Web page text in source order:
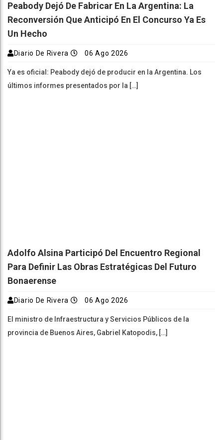
Peabody Dejó De Fabricar En La Argentina: La
Reconversión Que Anticipó En El Concurso Ya Es
Un Hecho
Diario De Rivera 06 Ago 2026
Ya es oficial: Peabody dejó de producir en la Argentina. Los
últimos informes presentados por la […]
Adolfo Alsina Participó Del Encuentro Regional
Para Definir Las Obras Estratégicas Del Futuro
Bonaerense
Diario De Rivera 06 Ago 2026
El ministro de Infraestructura y Servicios Públicos de la
provincia de Buenos Aires, Gabriel Katopodis, […]